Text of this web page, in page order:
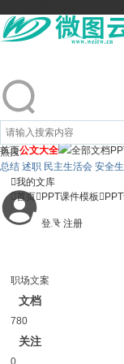
热搜:
总结 述职 民主生活会 安全
登录 注册
首页公文大全 全部文档
我的文库
首页 PPT课件模板
职场文案
文档
780
关注
0